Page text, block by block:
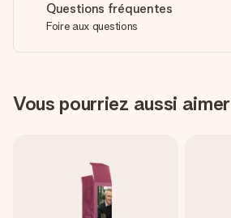
Questions fréquentes
Foire aux questions
Vous pourriez aussi aimer